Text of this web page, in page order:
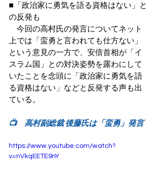
■「政治家に勇気を語る資格はない」と
の反発も
今回の高村氏の発言についてネット
上では「蛮勇と言われても仕方ない」
という意見の一方で、安倍首相が「イ
スラム国」との対決姿勢を露わにして
いたことを念頭に「政治家に勇気を語
る資格はない」などと反発する声も出
ている。
📺　高村副総裁 後藤氏は「蛮勇」発言
https://www.youtube.com/watch?
v=nVkqEETE9nY